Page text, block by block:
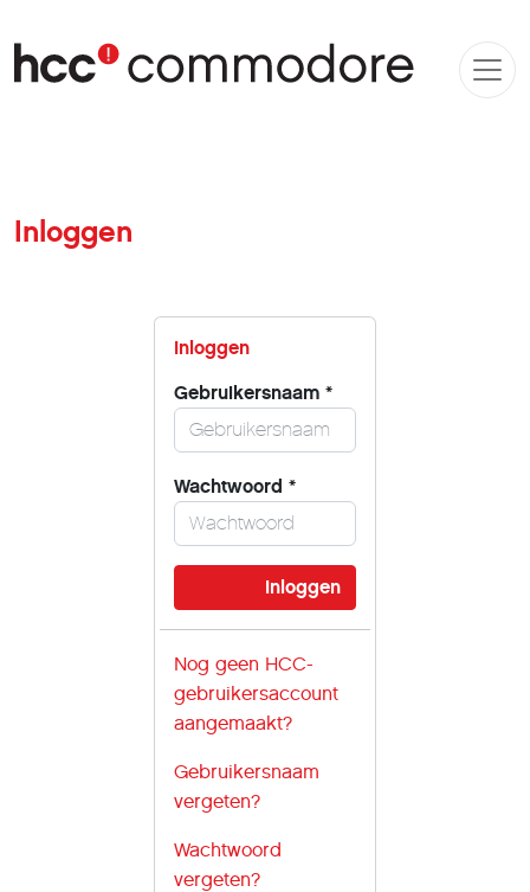
Inloggen
Inloggen
Gebruikersnaam *
Wachtwoord *
Nog geen HCC-
gebruikersaccount
aangemaakt?
Gebruikersnaam
vergeten?
Wachtwoord
vergeten?